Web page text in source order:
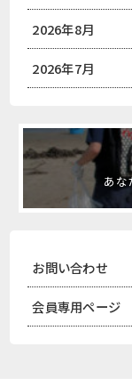
2026年8月
2026年7月
あな
お問い合わせ
会員専用ページ